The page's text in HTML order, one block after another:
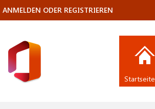
ANMELDEN ODER REGISTRIEREN
Startseite